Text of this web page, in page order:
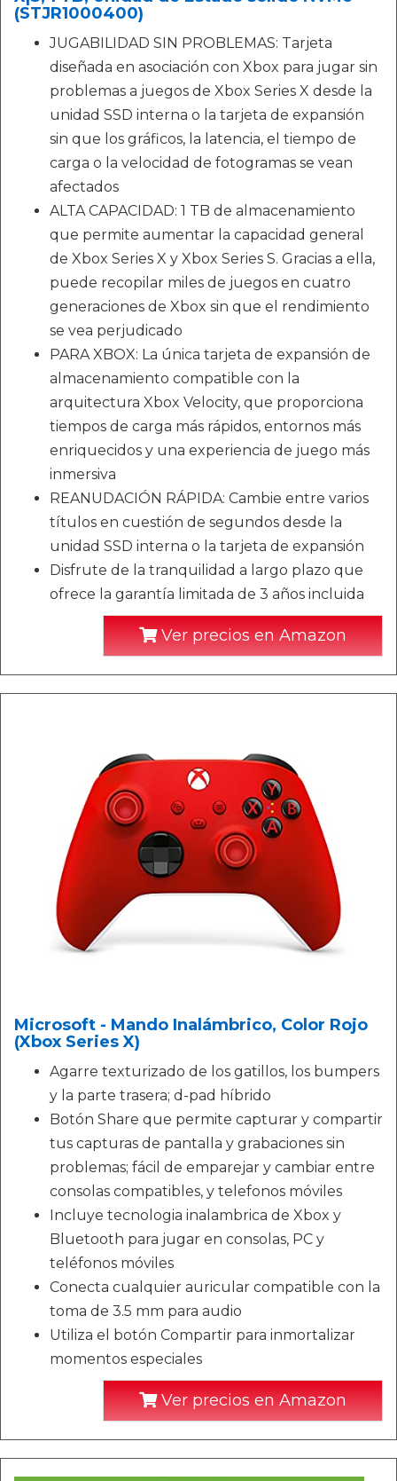
(STJR1000400)
JUGABILIDAD SIN PROBLEMAS: Tarjeta
diseñada en asociación con Xbox para jugar sin
problemas a juegos de Xbox Series X desde la
unidad SSD interna o la tarjeta de expansión
sin que los gráficos, la latencia, el tiempo de
carga o la velocidad de fotogramas se vean
afectados
ALTA CAPACIDAD: 1 TB de almacenamiento
que permite aumentar la capacidad general
de Xbox Series X y Xbox Series S. Gracias a ella,
puede recopilar miles de juegos en cuatro
generaciones de Xbox sin que el rendimiento
se vea perjudicado
PARA XBOX: La única tarjeta de expansión de
almacenamiento compatible con la
arquitectura Xbox Velocity, que proporciona
tiempos de carga más rápidos, entornos más
enriquecidos y una experiencia de juego más
inmersiva
REANUDACIÓN RÁPIDA: Cambie entre varios
títulos en cuestión de segundos desde la
unidad SSD interna o la tarjeta de expansión
Disfrute de la tranquilidad a largo plazo que
ofrece la garantía limitada de 3 años incluida
Ver precios en Amazon
Microsoft - Mando Inalámbrico, Color Rojo
(Xbox Series X)
Agarre texturizado de los gatillos, los bumpers
y la parte trasera; d-pad híbrido
Botón Share que permite capturar y compartir
tus capturas de pantalla y grabaciones sin
problemas; fácil de emparejar y cambiar entre
consolas compatibles, y telefonos móviles
Incluye tecnologia inalambrica de Xbox y
Bluetooth para jugar en consolas, PC y
teléfonos móviles
Conecta cualquier auricular compatible con la
toma de 3.5 mm para audio
Utiliza el botón Compartir para inmortalizar
momentos especiales
Ver precios en Amazon